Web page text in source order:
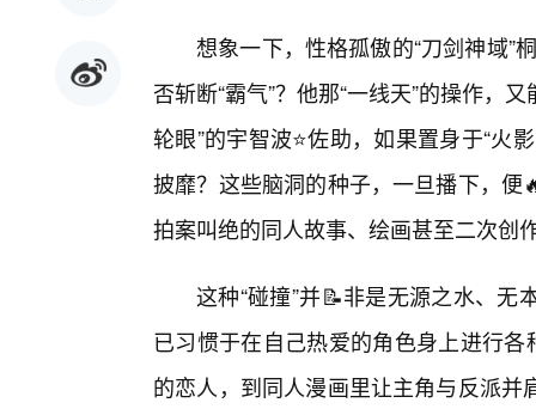
想象一下，性格孤傲的“刀剑神域”
否斩断“霸气”？他那“一线天”的操作，
轮眼”的宇智波⭐佐助，如果置身于“火
披靡？这些脑洞的种子，一旦播下，
拍案叫绝的同人故事、绘画甚至二次创
这种“碰撞”并📝非是无源之水、
已习惯于在自己热爱的角色身上进行
的恋人，到同人漫画里让主角与反派